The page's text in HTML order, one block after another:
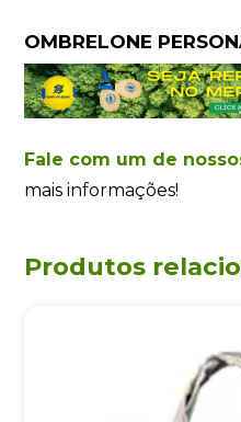
OMBRELONE
Fale com um de
mais informações!
Produtos